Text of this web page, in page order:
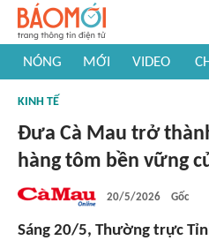
NÓNG MỚI VIDEO
#Khám phá thế giới
KINH TẾ
Đưa Cà Mau trở
hàng tôm bền vững
20/5/2026 Gốc
Sáng 20/5, Thường trực